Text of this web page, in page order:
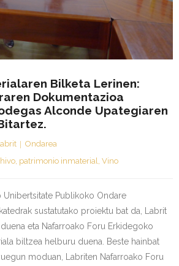
Bilketa Lerinen:
Dokumentazioa
Alconde Upategiaren
Ondarea
, patrimonio inmaterial, Vino
Unibertsitate Publikoko Ondare
sustatutako proiektu bat da, Labrit
eta Nafarroako Foru Erkidegoko
biltzea helburu duena. Beste hainbat
moduan, Labriten Nafarroako Foru